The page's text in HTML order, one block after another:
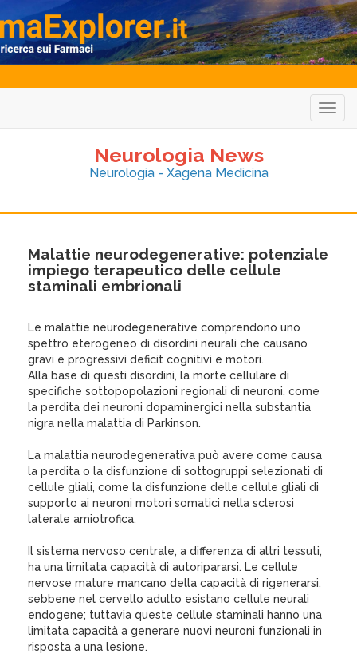
Neurologia News
Neurologia - Xagena Medicina
Malattie neurodegenerative: potenziale
impiego terapeutico delle cellule
staminali embrionali
Le malattie neurodegenerative comprendono uno
spettro eterogeneo di disordini neurali che causano
gravi e progressivi deficit cognitivi e motori.
Alla base di questi disordini, la morte cellulare di
specifiche sottopopolazioni regionali di neuroni, come
la perdita dei neuroni dopaminergici nella substantia
nigra nella malattia di Parkinson.
La malattia neurodegenerativa può avere come causa
la perdita o la disfunzione di sottogruppi selezionati di
cellule gliali, come la disfunzione delle cellule gliali di
supporto ai neuroni motori somatici nella sclerosi
laterale amiotrofica.
Il sistema nervoso centrale, a differenza di altri tessuti,
ha una limitata capacità di autoripararsi. Le cellule
nervose mature mancano della capacità di rigenerarsi,
sebbene nel cervello adulto esistano cellule neurali
endogene; tuttavia queste cellule staminali hanno una
limitata capacità a generare nuovi neuroni funzionali in
risposta a una lesione.